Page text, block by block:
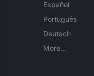
Español
Português
Deutsch
More...